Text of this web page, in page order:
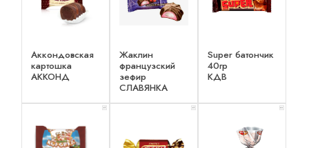
Аккондовская
картошка
АККОНД
Жаклин
французский
зефир
СЛАВЯНКА
Super батончик
40гр
КДВ
x 1 x 1 x 2